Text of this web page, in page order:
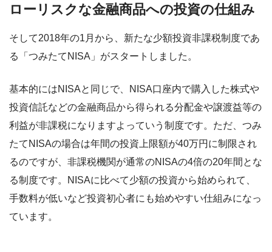
ローリスクな金融商品への投資の仕組み
そして2018年の1月から、新たな少額投資非課税制度であ
る「つみたてNISA」がスタートしました。
基本的にはNISAと同じで、NISA口座内で購入した株式や
投資信託などの金融商品から得られる分配金や譲渡益等の
利益が非課税になりますよっていう制度です。ただ、つみ
たてNISAの場合は年間の投資上限額が40万円に制限され
るのですが、非課税機関が通常のNISAの4倍の20年間とな
る制度です。NISAに比べて少額の投資から始められて、
手数料が低いなど投資初心者にも始めやすい仕組みになっ
ています。